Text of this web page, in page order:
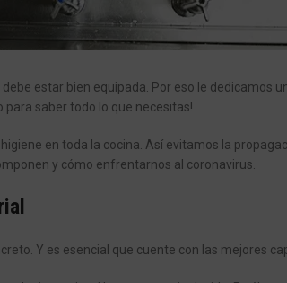
debe estar bien equipada. Por eso le dedicamos
para saber todo lo que necesitas!
en toda la cocina. Así evitamos la
y cómo enfrentarnos al coronavirus.
Y es esencial que cuente con las mejores